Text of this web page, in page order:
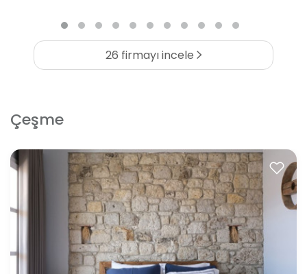
26 firmayı incele
Çeşme